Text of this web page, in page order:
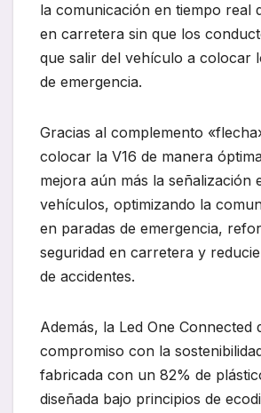
la comunicación en tiempo real
en carretera sin que los
que salir del vehículo a colocar
de emergencia.
Gracias al complemento
colocar la V16 de manera
mejora aún más la señalización
vehículos, optimizando la
en paradas de emergencia,
seguridad en carretera y
de accidentes.
Además, la Led One Connected
compromiso con la
fabricada con un 82% de
diseñada bajo principios de